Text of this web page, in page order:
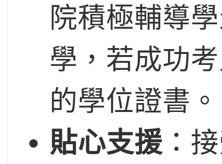
院積極輔導
學，若成功
的學位證書。
貼心支援 ：